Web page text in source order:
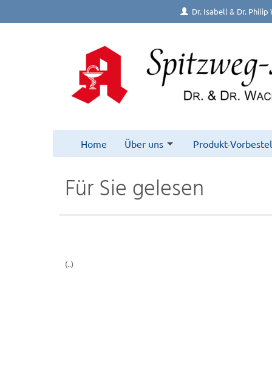
Dr. Isabell & Dr. Philip
Home Über uns Produkt-
Für Sie gelesen
(..)